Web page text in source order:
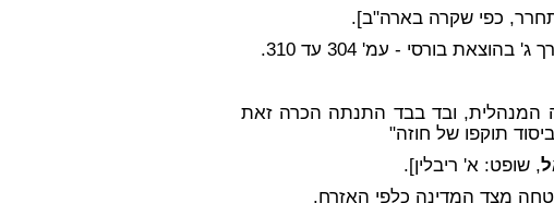
כפי שקרה בארה"ב].
בורסי - עמ' 304 עד 310.
ובד בבד התנתה הכרה זאת
תוקפו של חוזה"
, שופט: א' ריבלין].
מצד המדינה כלפי האזרח.